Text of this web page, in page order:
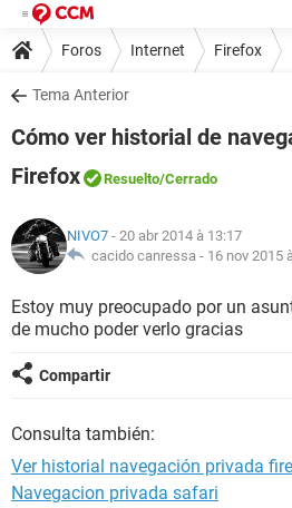
Foros Internet Firefox
Tema Anterior
Cómo ver historial de
Firefox
Resuelto/Cerrado
NIVO7 - 20 abr 2014 à 13:17
cacido canressa - 16 nov 2015
Estoy muy preocupado por un
de mucho poder verlo gracias
Compartir
Consulta también:
Ver historial navegación privada
Navegacion privada safari